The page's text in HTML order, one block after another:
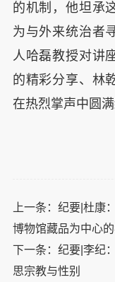
的机制，他坦承
为与外来统治者
人哈磊教授对讲
的精彩分享、林
在热烈掌声中圆满
上一条： 纪要|杜康
博物馆藏品为中心
下一条： 纪要|李纪
思宗教与性别